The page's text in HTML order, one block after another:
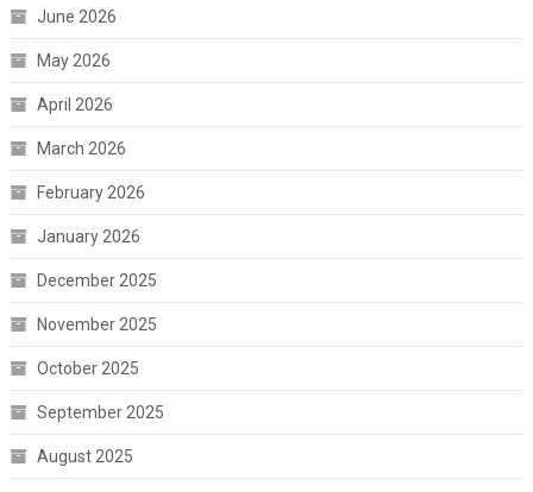
June 2026
May 2026
April 2026
March 2026
February 2026
January 2026
December 2025
November 2025
October 2025
September 2025
August 2025